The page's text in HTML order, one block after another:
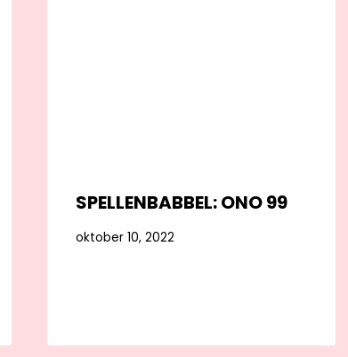
SPELLENBABBEL: ONO 99
oktober 10, 2022